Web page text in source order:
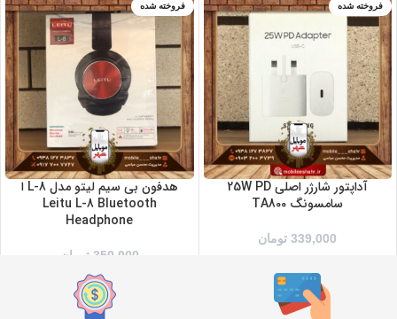
فروخته شده
سفید
مشکی
آداپتور شارژر اصلی 25W PD
سامسونگ TA800
339,000 تومان
فروخته شده
هدفون بی سیم لیتو مدل L-8 ا
Leitu L-8 Bluetooth
Headphone
350,000 تومان